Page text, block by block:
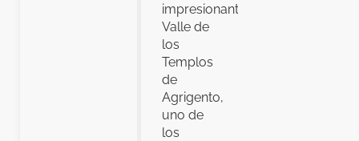
impresionante
Valle de
los
Templos
de
Agrigento,
uno de
los